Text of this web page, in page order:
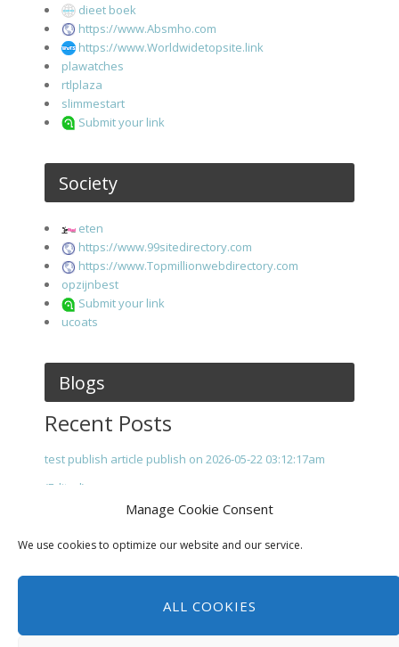
Manage Cookie Consent
We use cookies to optimize our website and our service.
ALL COOKIES
dieet boek
https://www.Absmho.com
https://www.Worldwidetopsite.link
plawatches
rtlplaza
slimmestart
Submit your link
Society
eten
https://www.99sitedirectory.com
https://www.Topmillionwebdirectory.com
opzijnbest
Submit your link
ucoats
Blogs
Recent Posts
test publish article publish on 2026-05-22 03:12:17am
(Edited)
Index Computers Gezondheid Recreatie Samenleving
Winkelen